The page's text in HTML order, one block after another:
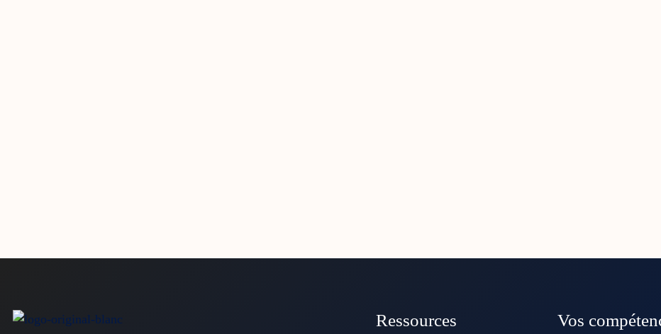
Ressources Vos